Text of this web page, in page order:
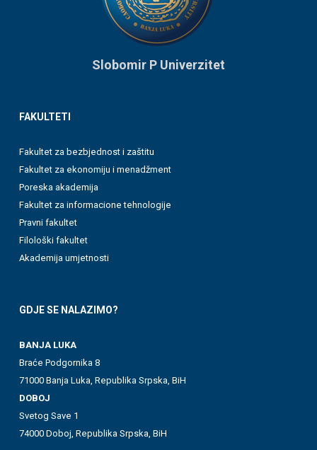
Slobomir P Univerzitet
FAKULTETI
Fakultet za bezbjednost i zaštitu
Fakultet za ekonomiju i menadžment
Poreska akademija
Fakultet za informacione tehnologije
Pravni fakultet
Filološki fakultet
Akademija umjetnosti
GDJE SE NALAZIMO?
BANJA LUKA
Braće Podgornika 8
71000 Banja Luka, Republika Srpska, BiH
DOBOJ
Svetog Save 1
74000 Doboj, Republika Srpska, BiH